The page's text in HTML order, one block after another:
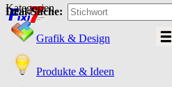
Deal-Suche:
Kategorien
Grafik & Design
Produkte & Ideen